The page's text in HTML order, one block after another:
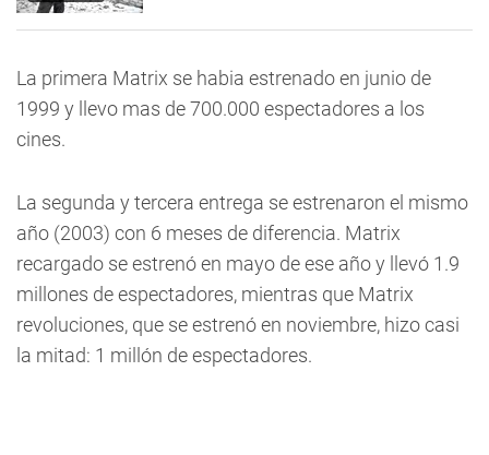
La primera Matrix se habia estrenado en junio de
1999 y llevo mas de 700.000 espectadores a los
cines.
La segunda y tercera entrega se estrenaron el mismo
año (2003) con 6 meses de diferencia. Matrix
recargado se estrenó en mayo de ese año y llevó 1.9
millones de espectadores, mientras que Matrix
revoluciones, que se estrenó en noviembre, hizo casi
la mitad: 1 millón de espectadores.